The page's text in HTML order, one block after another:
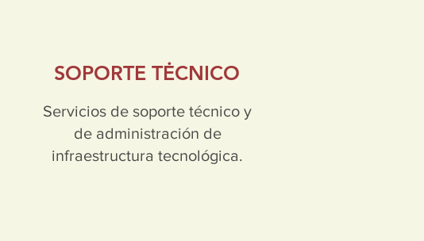
SOPORTE TĖCNICO
Servicios de soporte técnico y
de administración de
infraestructura tecnológica.